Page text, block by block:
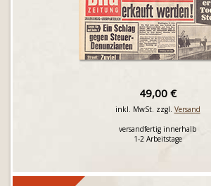
49,00 €
inkl. MwSt. zzgl. Versand
versandfertig innerhalb
1-2 Arbeitstage